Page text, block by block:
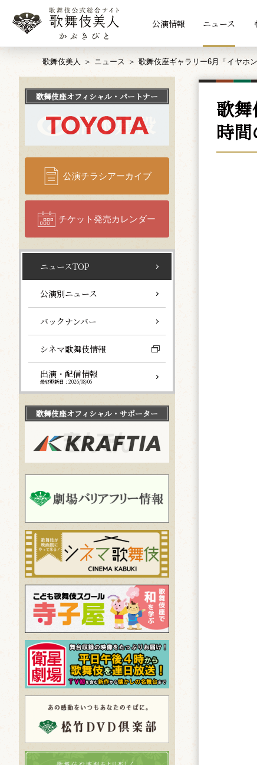
公演情報 ニュース
歌舞伎美人 ニュース 歌舞伎座ギャラリー6月「イヤホ
歌
時
歌舞伎座オフィシャル・パートナー
公演チラシアーカイブ
チケット発売カレンダー
ニュースTOP
公演別ニュース
バックナンバー
シネマ歌舞伎情報
出演・配信情報
最終更新日：2026/08/06
歌舞伎座オフィシャル・サポーター